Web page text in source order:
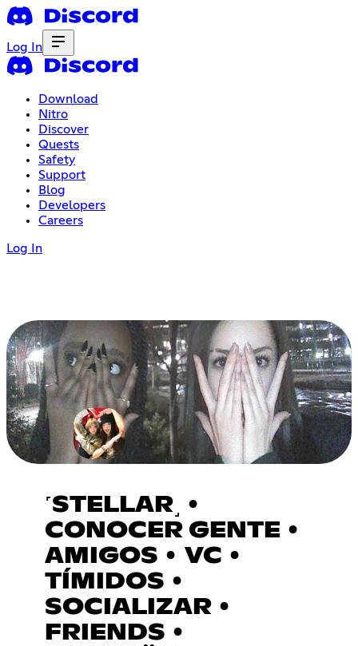
Log In
Download
Nitro
Discover
Quests
Safety
Support
Blog
Developers
Careers
Log In
˹STELLAR˼ •
CONOCER GENTE •
AMIGOS • VC •
TÍMIDOS •
SOCIALIZAR •
FRIENDS •